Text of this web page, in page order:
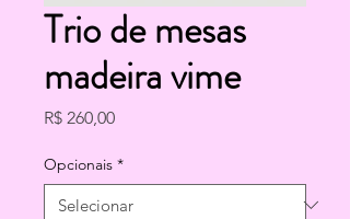
Trio de mesas
madeira vime
R$ 260,00Preço
Opcionais *